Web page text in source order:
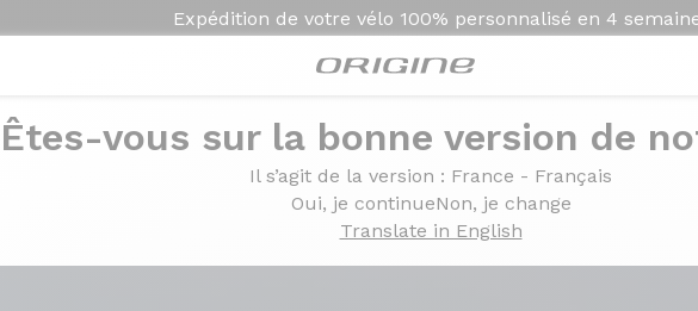
Expédition de votre vélo 100% personnalisé en 4
Êtes-vous sur la bonne version de
Il s’agit de la version : France - Français
Oui, je continueNon, je change
Translate in English
Gris Argent
RS - Gris Argent